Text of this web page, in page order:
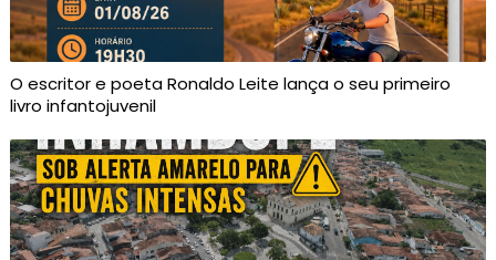
O escritor e poeta Ronaldo Leite lança o seu primeiro
livro infantojuvenil